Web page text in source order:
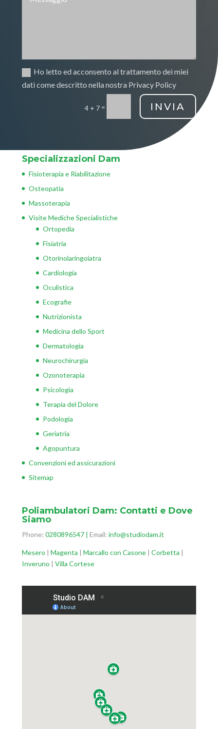
Ho letto ed acconsento al trattamento dei miei
dati come descritto nella nostra Privacy Policy
4 + 7 = INVIA
Specializzazioni Dam
Fisioterapia e Riabilitazione
Osteopatia
Massoterapia
Visite Mediche Specialistiche
Ortopedia
Fisiatria
Otorinolaringoiatra
Cardiologia
Oculistica
Ecografie
Nutrizionista
Medicina dello Sport
Dermatologia
Neurochirurgia
Ozonoterapia
Psicologia
Terapia del Dolore
Podologia
Geriatria
Agopuntura
Convenzioni ed assicurazioni
Sitemap
Poliambulatori Dam: Contatti e Dove
Siamo
Phone: 0280896547| Email: info@studiodam.it
Mesero | Magenta | Marcallo con Casone| Corbetta |
Inveruno | Villa Cortese